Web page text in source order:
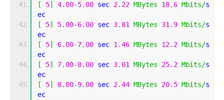
[
5] 4.00-5.00 sec 2.22 MBytes 18.6 Mbits/s
ec
[
5] 5.00-6.00 sec 3.81 MBytes 31.9 Mbits/s
ec
[
5] 6.00-7.00 sec 1.46 MBytes 12.2 Mbits/s
ec
[
5] 7.00-8.00 sec 3.01 MBytes 25.2 Mbits/s
ec
[
5] 8.00-9.00 sec 2.44 MBytes 20.5 Mbits/s
ec